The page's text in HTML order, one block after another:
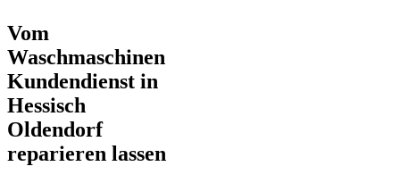
Vom
Waschmaschinen
Kundendienst in
Hessisch
Oldendorf
reparieren lassen